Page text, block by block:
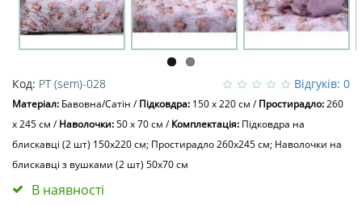
Відгуків: 0
Код: PT (sem)-028
Матеріал: Бавовна/Сатін /Підковдра: 150 x 220 см /Простирадло:260
x 245 см /Наволочки:50 х 70 см /Комплектація: Підковдра на
блискавці (2 шт) 150x220 см; Простирадло 260x245 см; Наволочки на
блискавці з вушками (2 шт) 50х70 см
В наявності